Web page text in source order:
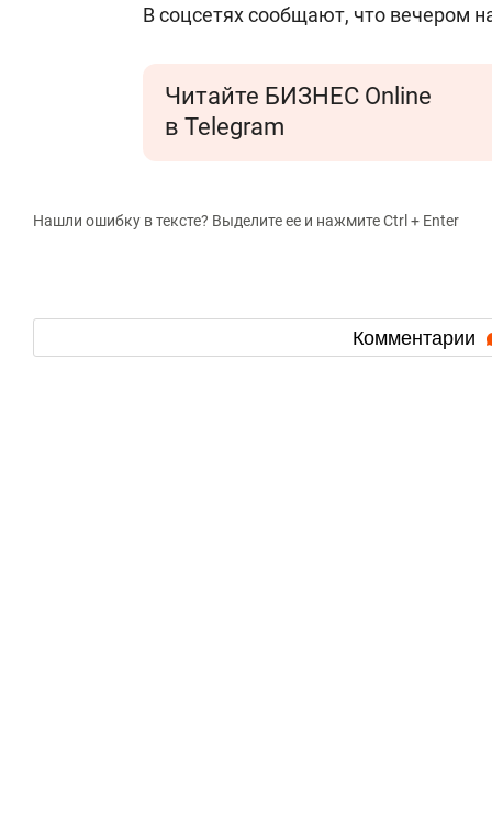
В соцсетях сообщают, что вечером
Читайте БИЗНЕС Online
в Telegram
Нашли ошибку в тексте? Выделите ее и нажмите Ctrl + Enter
Комментарии